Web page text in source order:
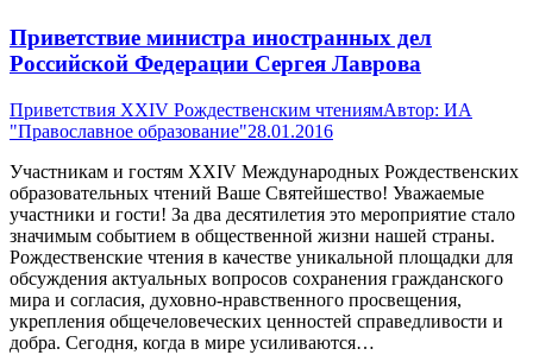
Приветствие министра иностранных дел
Российской Федерации Сергея Лаврова
Приветствия XXIV Рождественским чтениямАвтор: ИА
"Православное образование"28.01.2016
Участникам и гостям XXIV Международных Рождественских
образовательных чтений Ваше Святейшество! Уважаемые
участники и гости! За два десятилетия это мероприятие стало
значимым событием в общественной жизни нашей страны.
Рождественские чтения в качестве уникальной площадки для
обсуждения актуальных вопросов сохранения гражданского
мира и согласия, духовно-нравственного просвещения,
укрепления общечеловеческих ценностей справедливости и
добра. Сегодня, когда в мире усиливаются…